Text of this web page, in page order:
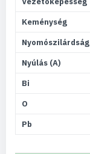
Keménység
Nyomószilárdság
Nyúlás (A)
Bi
O
Pb